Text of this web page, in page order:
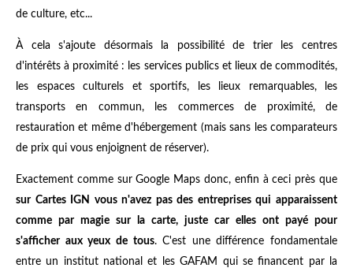
de culture, etc...
À cela s'ajoute désormais la possibilité de trier les centres
d'intérêts à proximité : les services publics et lieux de commodités,
les espaces culturels et sportifs, les lieux remarquables, les
transports en commun, les commerces de proximité, de
restauration et même d'hébergement (mais sans les comparateurs
de prix qui vous enjoignent de réserver).
Exactement comme sur Google Maps donc, enfin à ceci près que
sur Cartes IGN vous n'avez pas des entreprises qui apparaissent
comme par magie sur la carte, juste car elles ont payé pour
s'afficher aux yeux de tous. C'est une différence fondamentale
entre un institut national et les GAFAM qui se financent par la